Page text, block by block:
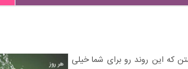
که این روند رو برای شما خیلی